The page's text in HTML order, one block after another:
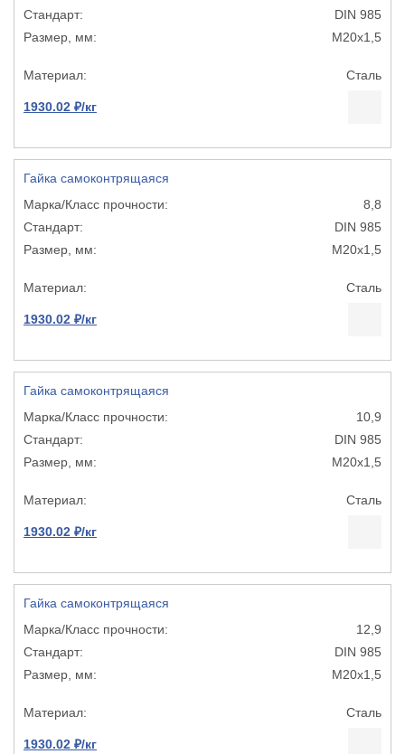
DIN 985
М20х1,5
Сталь
1930.02 ₽/кг
Гайка самоконтрящаяся
8,8
DIN 985
М20х1,5
Сталь
1930.02 ₽/кг
Гайка самоконтрящаяся
10,9
DIN 985
М20х1,5
Сталь
1930.02 ₽/кг
Гайка самоконтрящаяся
12,9
DIN 985
М20х1,5
Сталь
1930.02 ₽/кг